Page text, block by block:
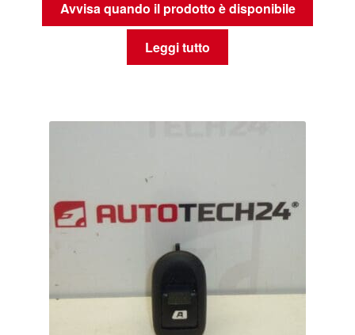
Avvisa quando il prodotto è disponibile
Leggi tutto